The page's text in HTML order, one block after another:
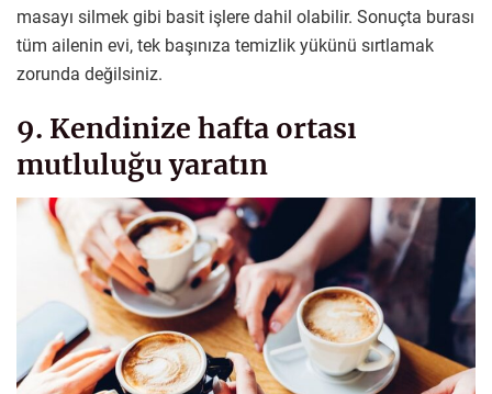
masayı silmek gibi basit işlere dahil olabilir. Sonuçta burası
tüm ailenin evi, tek başınıza temizlik yükünü sırtlamak
zorunda değilsiniz.
9. Kendinize hafta ortası
mutluluğu yaratın